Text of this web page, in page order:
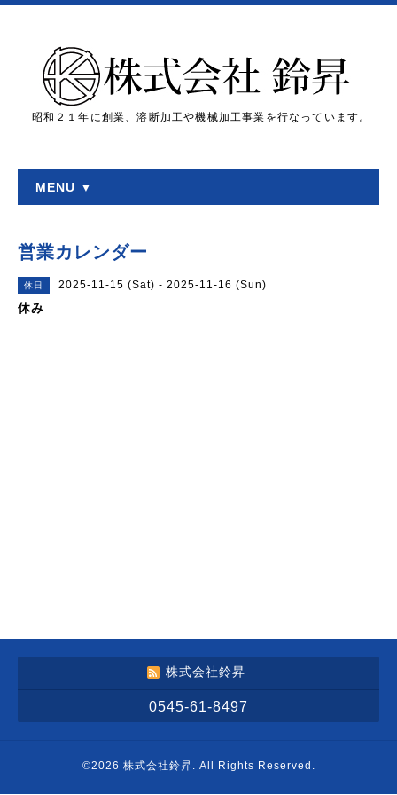
昭和２１年に創業、溶断加工や機械加工事業を行なっています。
MENU ▼
営業カレンダー
休日 2025-11-15 (Sat) - 2025-11-16 (Sun)
休み
株式会社鈴昇
0545-61-8497
©2026 株式会社鈴昇. All Rights Reserved.